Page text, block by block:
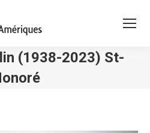
(1938-2023) St-